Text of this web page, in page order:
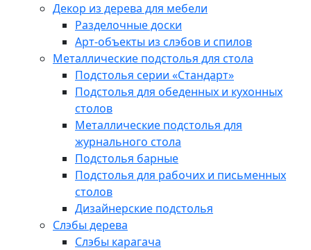
Декор из дерева для мебели
Разделочные доски
Арт-объекты из слэбов и спилов
Металлические подстолья для стола
Подстолья серии «Стандарт»
Подстолья для обеденных и кухонных
столов
Металлические подстолья для
журнального стола
Подстолья барные
Подстолья для рабочих и письменных
столов
Дизайнерские подстолья
Слэбы дерева
Слэбы карагача